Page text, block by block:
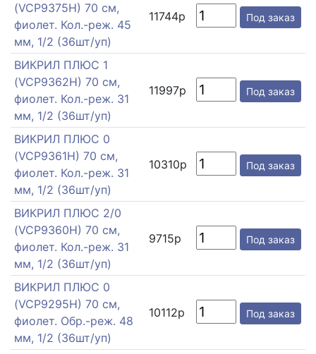
(VCP9375H) 70 см,
фиолет. Кол.-реж. 45
мм, 1/2 (36шт/уп)
11744р Под заказ
ВИКРИЛ ПЛЮС 1
(VCP9362H) 70 см,
фиолет. Кол.-реж. 31
мм, 1/2 (36шт/уп)
11997р Под заказ
ВИКРИЛ ПЛЮС 0
(VCP9361H) 70 см,
фиолет. Кол.-реж. 31
мм, 1/2 (36шт/уп)
10310р Под заказ
ВИКРИЛ ПЛЮС 2/0
(VCP9360H) 70 см,
фиолет. Кол.-реж. 31
мм, 1/2 (36шт/уп)
9715р Под заказ
ВИКРИЛ ПЛЮС 0
(VCP9295H) 70 см,
фиолет. Обр.-реж. 48
мм, 1/2 (36шт/уп)
10112р Под заказ